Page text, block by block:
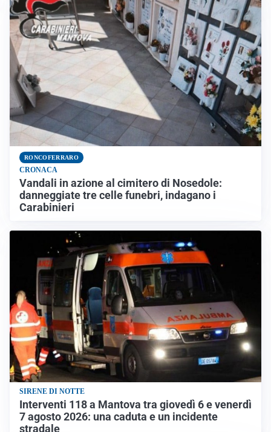
RONCOFERRARO
CRONACA
Vandali in azione al cimitero di Nosedole:
danneggiate tre celle funebri, indagano i
Carabinieri
SIRENE DI NOTTE
Interventi 118 a Mantova tra giovedì 6 e venerdì
7 agosto 2026: una caduta e un incidente
stradale